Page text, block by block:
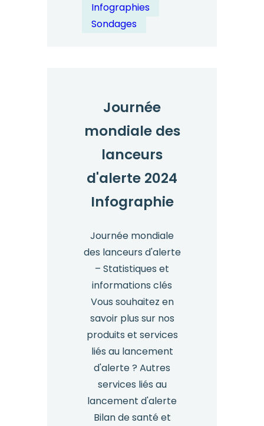
–
Infographies
Sondages
Journée
mondiale des
lanceurs
d'alerte 2024
Infographie
Journée mondiale
des lanceurs d'alerte
– Statistiques et
informations clés
Vous souhaitez en
savoir plus sur nos
produits et services
liés au lancement
d'alerte ? Autres
services liés au
lancement d'alerte
Bilan de santé et